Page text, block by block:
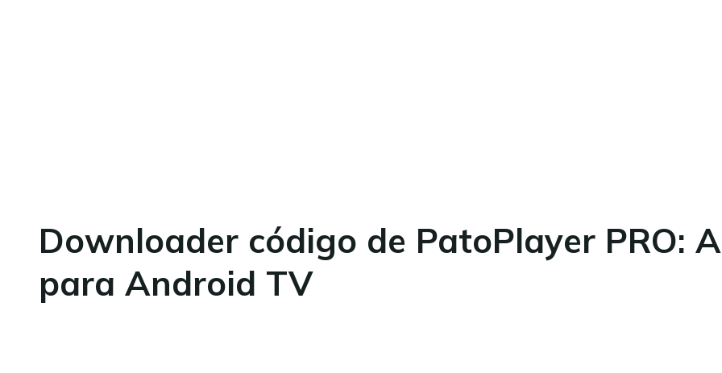
Downloader código de PatoPlayer PRO:
para Android TV